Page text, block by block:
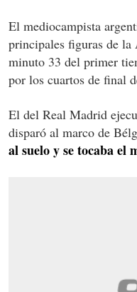
El mediocampista
principales figuras de
minuto 33 del primer
por los cuartos de final
El del Real Madrid
disparó al marco de
al suelo y se tocaba el